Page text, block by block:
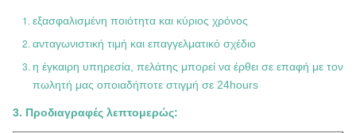
εξασφαλισμένη ποιότητα και κύριος χρόνος
ανταγωνιστική τιμή και επαγγελματικό σχέδιο
η έγκαιρη υπηρεσία, πελάτης μπορεί να έρθει σε επαφή με τον
πωλητή μας οποιαδήποτε στιγμή σε 24hours
3. Προδιαγραφές λεπτομερώς: